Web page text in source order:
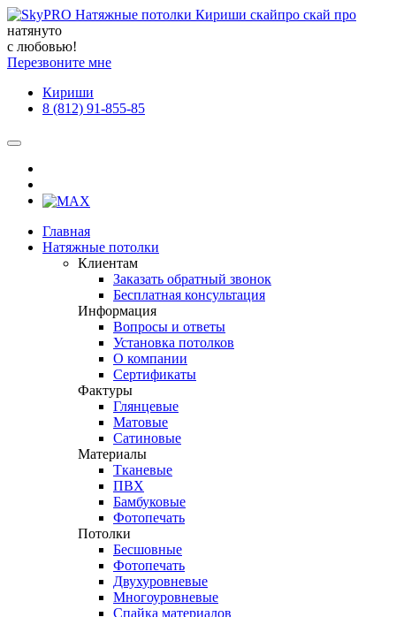
натянуто
с любовью!
Перезвоните мне
Кириши
8 (812) 91-855-85
Главная
Натяжные потолки
Клиентам
Заказать обратный звонок
Бесплатная консультация
Информация
Вопросы и ответы
Установка потолков
О компании
Сертификаты
Фактуры
Глянцевые
Матовые
Сатиновые
Материалы
Тканевые
ПВХ
Бамбуковые
Фотопечать
Потолки
Бесшовные
Фотопечать
Двухуровневые
Многоуровневые
Спайка материалов